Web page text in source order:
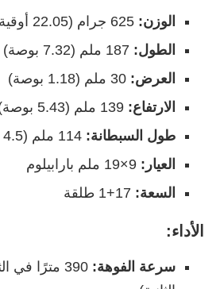
الوزن:
الطول:
العرض:
الارتفاع:
طول السبطانة:
العيار:
السعة:
الأداء:
سرعة الفوهة: